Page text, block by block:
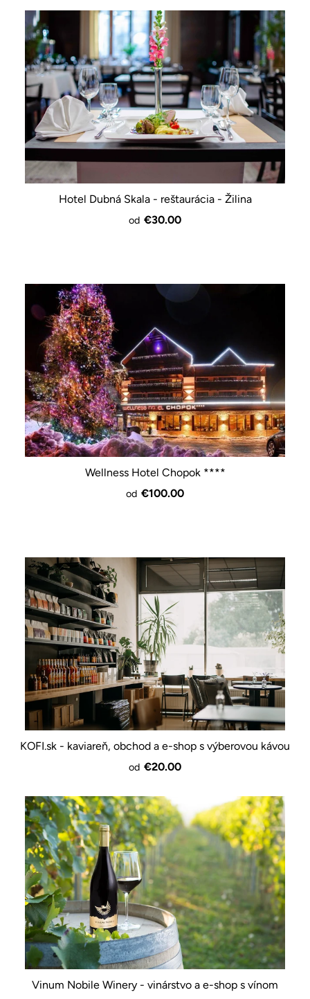
Hotel Dubná Skala - reštaurácia - Žilina
od €30.00
Wellness Hotel Chopok ****
od €100.00
KOFI.sk - kaviareň, obchod a e-shop s výberovou kávou
od €20.00
Vinum Nobile Winery - vinárstvo a e-shop s vínom